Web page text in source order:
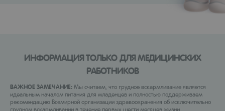
ИНФОРМАЦИЯ ТОЛЬКО ДЛЯ МЕДИЦИНСКИХ
РАБОТНИКОВ
ВАЖНОЕ ЗАМЕЧАНИЕ: Мы считаем, что грудное вскармливание является
идеальным началом питания для младенцев и полностью поддерживаем
рекомендацию Всемирной организации здравоохранения об исключительно
грудном вскармливании в течение первых шести месяцев жизни